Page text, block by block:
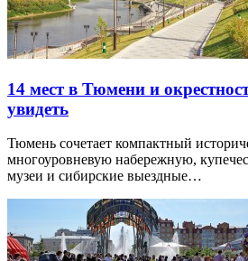
14 мест в Тюмени и
увидеть
Тюмень сочетает компактный
многоуровневую набережную,
музеи и сибирские выездные…